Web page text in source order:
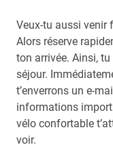
Veux-tu aussi venir
Alors réserve
ton arrivée. Ainsi,
séjour.
t’enverrons un e-
informations
vélo confortable
voir.